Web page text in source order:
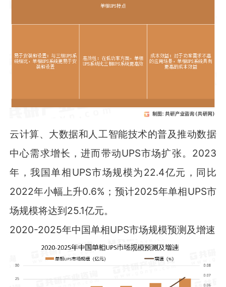
云计算、大数据和人工智能技术的普及推动数据
中心需求增长，进而带动UPS市场扩张。2023
年，我国单相UPS市场规模为22.4亿元，同比
2022年小幅上升0.6%；预计2025年单相UPS市
场规模将达到25.1亿元。
2020-2025年中国单相UPS市场规模预测及增速